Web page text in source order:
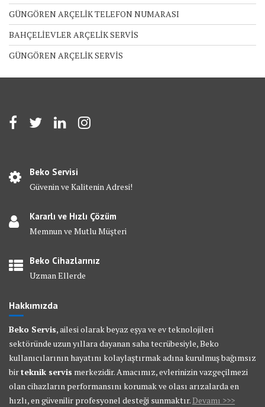
GÜNGÖREN ARÇELİK TELEFON NUMARASI
BAHÇELİEVLER ARÇELİK SERVİS
GÜNGÖREN ARÇELİK SERVİS
Beko Servisi
Güvenin ve Kalitenin Adresi!
Kararlı ve Hızlı Çözüm
Memnun ve Mutlu Müşteri
Beko Cihazlarınız
Uzman Ellerde
Hakkımızda
Beko Servis, ailesi olarak beyaz eşya ve ev teknolojileri
sektöründe uzun yıllara dayanan saha tecrübesiyle, Beko
kullanıcılarının hayatını kolaylaştırmak adına kurulmuş bağımsız
birteknik servis merkezidir. Amacımız, evlerinizin vazgeçilmezi
olan cihazların performansını korumak ve olası arızalarda en
hızlı, en güvenilir profesyonel desteği sunmaktır. Devamı >>>